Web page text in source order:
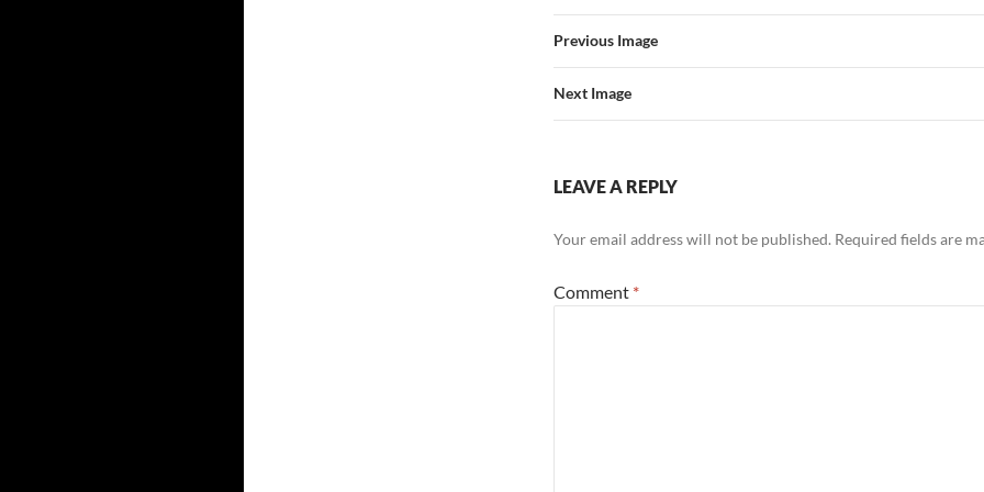
Previous Image
Next Image
LEAVE A REPLY
Your email address will not be published. Required fields are
Comment *